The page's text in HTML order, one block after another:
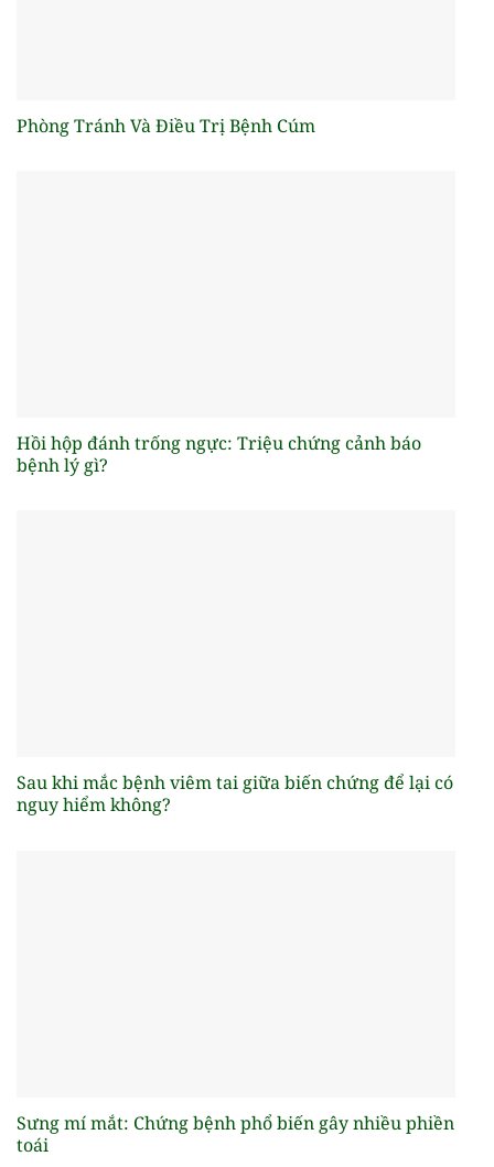
Phòng Tránh Và Điều Trị Bệnh Cúm
Hồi hộp đánh trống ngực: Triệu chứng cảnh báo
bệnh lý gì?
Sau khi mắc bệnh viêm tai giữa biến chứng để lại có
nguy hiểm không?
Sưng mí mắt: Chứng bệnh phổ biến gây nhiều phiền
toái